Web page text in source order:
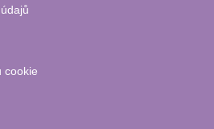
cookie